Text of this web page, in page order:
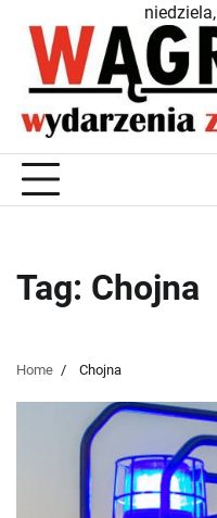
content
Tag: Chojna
Home Chojna